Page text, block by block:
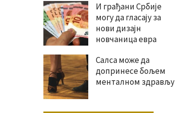
И грађани Србије
могу да гласају за
нови дизајн
новчаница евра
Салса може да
допринесе бољем
менталном здрављу